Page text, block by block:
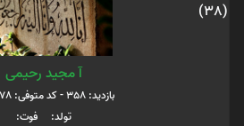
(38)
آ مجید رحیمی
بازدید: 358 - کد متوفی: 6008978
تولد: فوت: